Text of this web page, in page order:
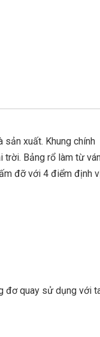
sản xuất. Khung chính
trời. Bảng rổ làm từ
đỡ với 4 điểm định
đơ quay sử dụng với